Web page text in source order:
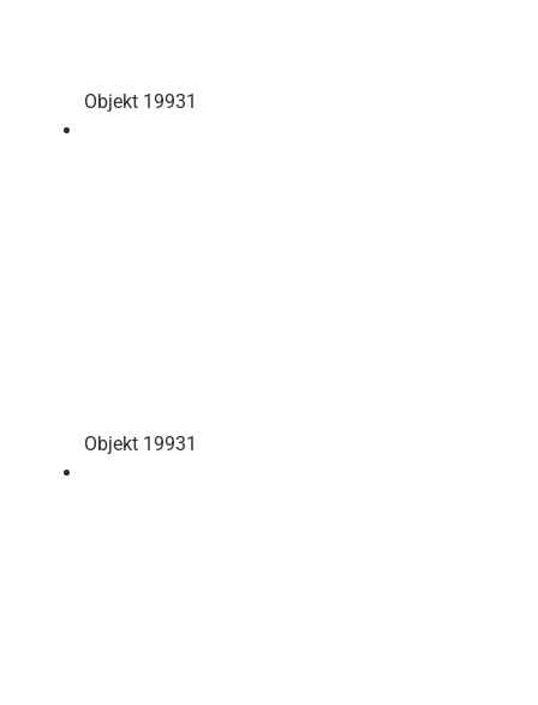
Objekt 19931
Objekt 19931